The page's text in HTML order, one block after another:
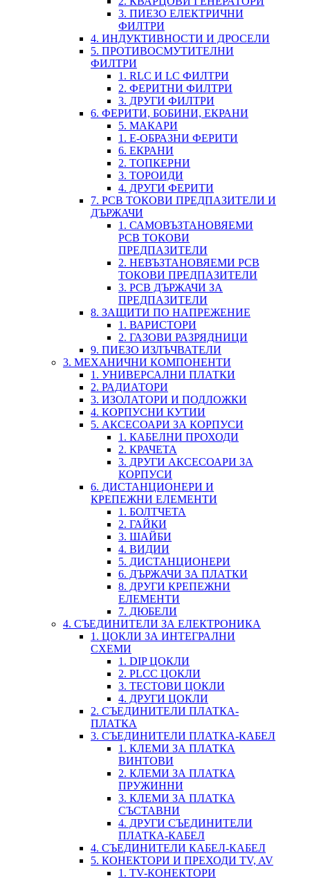
3. ПИЕЗО ЕЛЕКТРИЧНИ
ФИЛТРИ
4. ИНДУКТИВНОСТИ И ДРОСЕЛИ
5. ПРОТИВОСМУТИТЕЛНИ
ФИЛТРИ
1. RLC И LC ФИЛТРИ
2. ФЕРИТНИ ФИЛТРИ
3. ДРУГИ ФИЛТРИ
6. ФЕРИТИ, БОБИНИ, ЕКРАНИ
5. МАКАРИ
1. Е-ОБРАЗНИ ФЕРИТИ
6. ЕКРАНИ
2. ТОПКЕРНИ
3. ТОРОИДИ
4. ДРУГИ ФЕРИТИ
7. PCB ТОКОВИ ПРЕДПАЗИТЕЛИ И
ДЪРЖАЧИ
1. САМОВЪЗТАНОВЯЕМИ
PCB ТОКОВИ
ПРЕДПАЗИТЕЛИ
2. НЕВЪЗТАНОВЯЕМИ PCB
ТОКОВИ ПРЕДПАЗИТЕЛИ
3. PCB ДЪРЖАЧИ ЗА
ПРЕДПАЗИТЕЛИ
8. ЗАЩИТИ ПО НАПРЕЖЕНИЕ
1. ВАРИСТОРИ
2. ГАЗОВИ РАЗРЯДНИЦИ
9. ПИЕЗО ИЗЛЪЧВАТЕЛИ
3. МЕХАНИЧНИ КОМПОНЕНТИ
1. УНИВЕРСАЛНИ ПЛАТКИ
2. РАДИАТОРИ
3. ИЗОЛАТОРИ И ПОДЛОЖКИ
4. КОРПУСНИ КУТИИ
5. АКСЕСОАРИ ЗА КОРПУСИ
1. КАБЕЛНИ ПРОХОДИ
2. КРАЧЕТА
3. ДРУГИ АКСЕСОАРИ ЗА
КОРПУСИ
6. ДИСТАНЦИОНЕРИ И
КРЕПЕЖНИ ЕЛЕМЕНТИ
1. БОЛТЧЕТА
2. ГАЙКИ
3. ШАЙБИ
4. ВИДИИ
5. ДИСТАНЦИОНЕРИ
6. ДЪРЖАЧИ ЗА ПЛАТКИ
8. ДРУГИ КРЕПЕЖНИ
ЕЛЕМЕНТИ
7. ДЮБЕЛИ
4. СЪЕДИНИТЕЛИ ЗА ЕЛЕКТРОНИКА
1. ЦОКЛИ ЗА ИНТЕГРАЛНИ
СХЕМИ
1. DIP ЦОКЛИ
2. PLCC ЦОКЛИ
3. ТЕСТОВИ ЦОКЛИ
4. ДРУГИ ЦОКЛИ
2. СЪЕДИНИТЕЛИ ПЛАТКА-
ПЛАТКА
3. СЪЕДИНИТЕЛИ ПЛАТКА-КАБЕЛ
1. КЛЕМИ ЗА ПЛАТКА
ВИНТОВИ
2. КЛЕМИ ЗА ПЛАТКА
ПРУЖИННИ
3. КЛЕМИ ЗА ПЛАТКА
СЪСТАВНИ
4. ДРУГИ СЪЕДИНИТЕЛИ
ПЛАТКА-КАБЕЛ
4. СЪЕДИНИТЕЛИ КАБЕЛ-КАБЕЛ
5. КОНЕКТОРИ И ПРЕХОДИ TV, AV
1. TV-КОНЕКТОРИ